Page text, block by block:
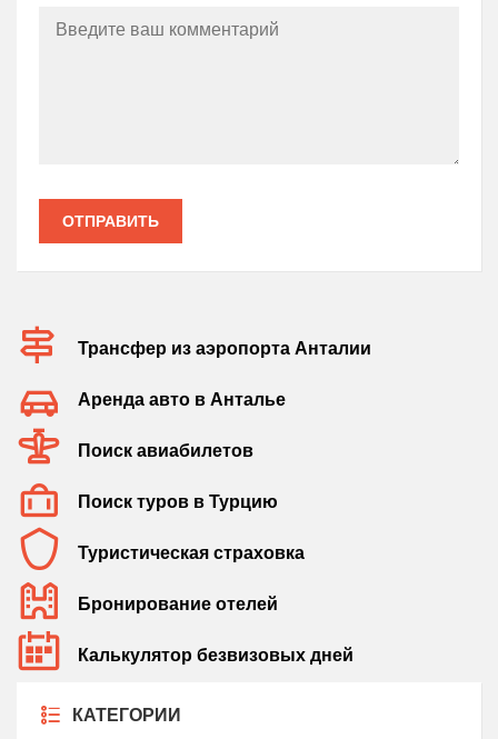
ОТПРАВИТЬ
Трансфер из аэропорта Анталии
Аренда авто в Анталье
Поиск авиабилетов
Поиск туров в Турцию
Туристическая страховка
Бронирование отелей
Калькулятор безвизовых дней
КАТЕГОРИИ